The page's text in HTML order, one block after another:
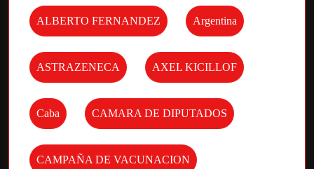
ALBERTO FERNANDEZ Argentina
ASTRAZENECA AXEL KICILLOF
Caba CAMARA DE DIPUTADOS
CAMPAÑA DE VACUNACION